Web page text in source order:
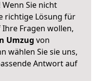
Sie nicht
richtige Lösung für
Fragen wollen,
Umzug von
wählen Sie sie uns,
Antwort auf